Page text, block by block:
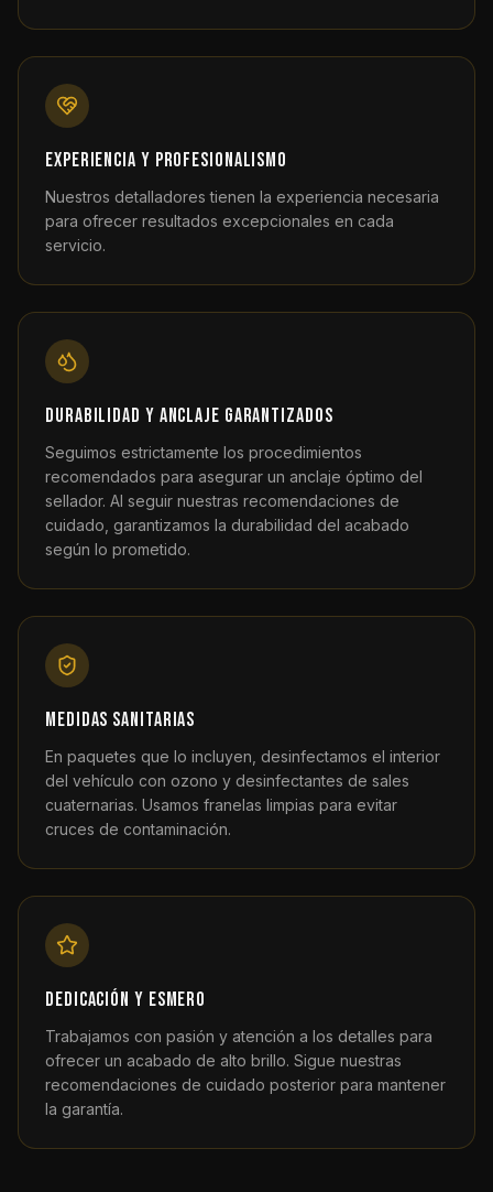
Experiencia y profesionalismo
Nuestros detalladores tienen la experiencia necesaria
para ofrecer resultados excepcionales en cada
servicio.
Durabilidad y anclaje garantizados
Seguimos estrictamente los procedimientos
recomendados para asegurar un anclaje óptimo del
sellador. Al seguir nuestras recomendaciones de
cuidado, garantizamos la durabilidad del acabado
según lo prometido.
Medidas sanitarias
En paquetes que lo incluyen, desinfectamos el interior
del vehículo con ozono y desinfectantes de sales
cuaternarias. Usamos franelas limpias para evitar
cruces de contaminación.
Dedicación y esmero
Trabajamos con pasión y atención a los detalles para
ofrecer un acabado de alto brillo. Sigue nuestras
recomendaciones de cuidado posterior para mantener
la garantía.